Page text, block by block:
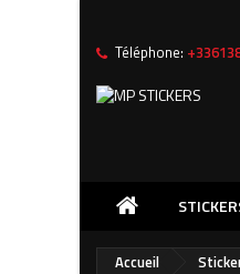
Téléphone:
Accueil